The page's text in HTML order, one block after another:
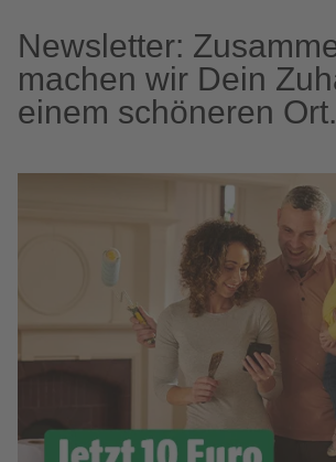
Newsletter:
machen wir Dein
einem schöneren Ort.